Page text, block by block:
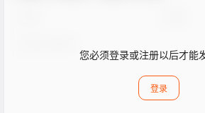
您必须登录或注册以后才能
登录